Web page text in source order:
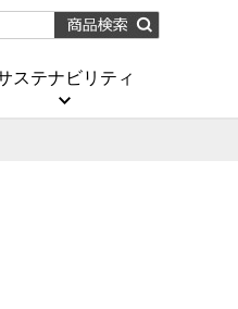
ステナビリティ